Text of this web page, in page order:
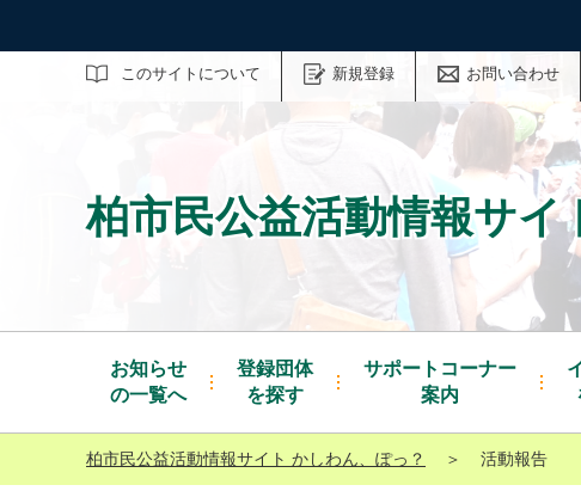
このサイトについて 新規登録 お問い合わせ
サイト内検索
柏市民公益活動情報サ
お知らせ
の一覧へ
登録団体
を探す
サポートコーナー
案内
柏市民公益活動情報サイト かしわん、ぽっ？ ＞ 活動報告